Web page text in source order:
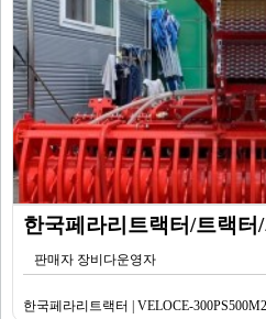
판매자 장비다운영자
한국페라리트랙터 | VELOCE-